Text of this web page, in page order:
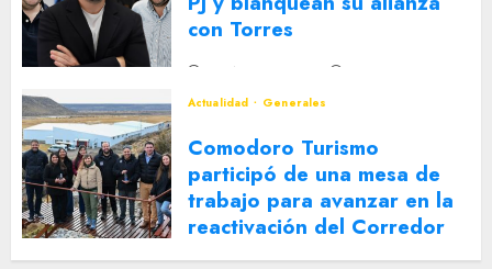
con Torres
2 DE AGOSTO DE 2026
Actualidad
Generales
Comodoro Turismo
participó de una mesa de
trabajo para avanzar en la
reactivación del Corredor
Turístico Integrado